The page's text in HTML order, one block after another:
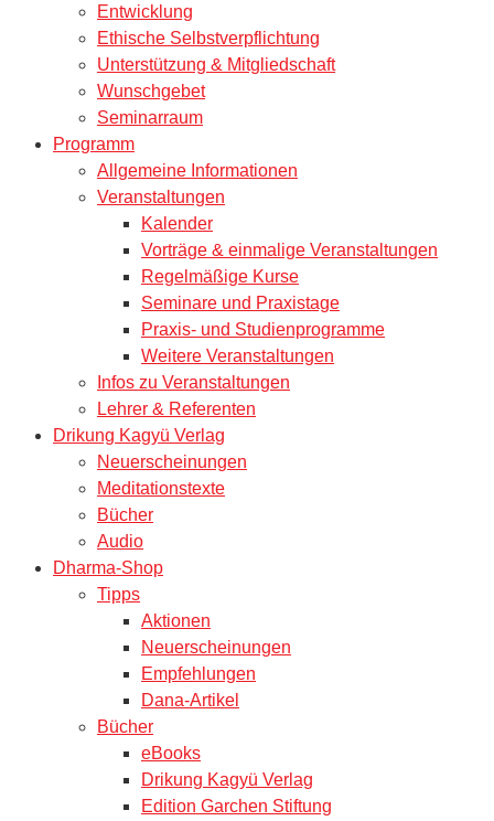
Entwicklung
Ethische Selbstverpflichtung
Unterstützung & Mitgliedschaft
Wunschgebet
Seminarraum
Programm
Allgemeine Informationen
Veranstaltungen
Kalender
Vorträge & einmalige Veranstaltungen
Regelmäßige Kurse
Seminare und Praxistage
Praxis- und Studienprogramme
Weitere Veranstaltungen
Infos zu Veranstaltungen
Lehrer & Referenten
Drikung Kagyü Verlag
Neuerscheinungen
Meditationstexte
Bücher
Audio
Dharma-Shop
Tipps
Aktionen
Neuerscheinungen
Empfehlungen
Dana-Artikel
Bücher
eBooks
Drikung Kagyü Verlag
Edition Garchen Stiftung